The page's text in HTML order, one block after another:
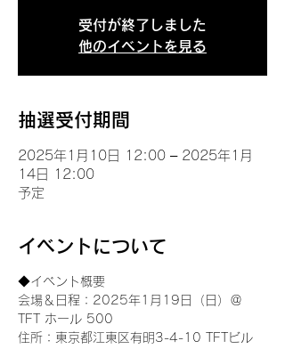
受付が終了しました
他のイベントを見る
抽選受付期間
2025年1月10日 12:00 – 2025年1月
14日 12:00
予定
イベントについて
◆イベント概要
会場＆日程：2025年1月19日（日）＠
TFT ホール 500
住所：東京都江東区有明3-4-10 TFTビル